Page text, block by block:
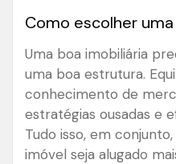
Como escolher
Uma boa imobiliária
uma boa estrutura.
conhecimento de
estratégias ousadas e
Tudo isso, em
imóvel seja alugado